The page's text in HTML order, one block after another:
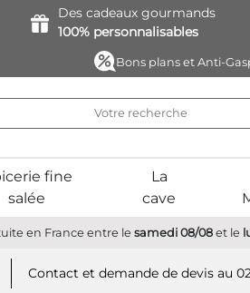
Des cadeaux gourmands
100% personnalisables
Bons plans et Anti-
fine
salée
La
cave
en France entre le samedi 08/08et le
Contact et demande de devis au